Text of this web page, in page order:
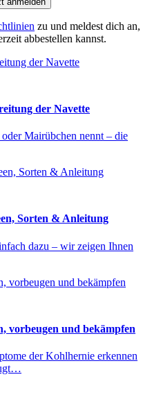
zu und meldest dich an,
abbestellen kannst.
der Navette
Mairübchen nennt – die
Sorten & Anleitung
dazu – wir zeigen Ihnen
vorbeugen und bekämpfen
der Kohlhernie erkennen